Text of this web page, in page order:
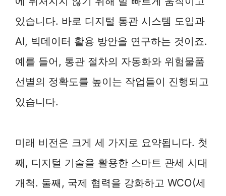
있습니다. 바로 디지털 통관 시스템 도입과
AI, 빅데이터 활용 방안을 연구하는 것이죠.
예를 들어, 통관 절차의 자동화와 위험물품
선별의 정확도를 높이는 작업들이 진행되고
있습니다.
미래 비전은 크게 세 가지로 요약됩니다. 첫
째, 디지털 기술을 활용한 스마트 관세 시대
개척. 둘째, 국제 협력을 강화하고 WCO(세